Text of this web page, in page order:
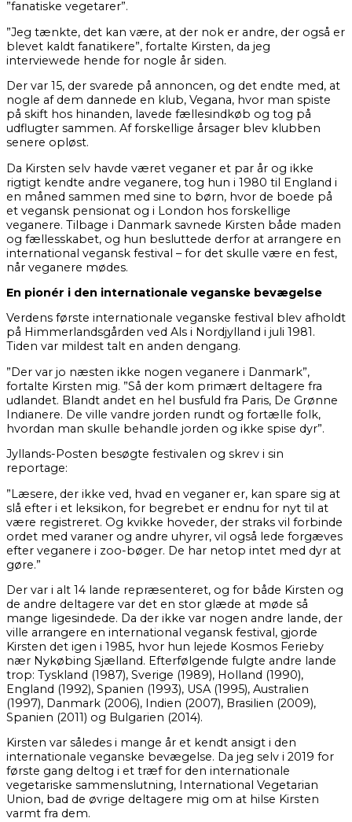
”fanatiske vegetarer”.
”Jeg tænkte, det kan være, at der nok er andre, der også er
blevet kaldt fanatikere”, fortalte Kirsten, da jeg
interviewede hende for nogle år siden.
Der var 15, der svarede på annoncen, og det endte med, at
nogle af dem dannede en klub, Vegana, hvor man spiste
på skift hos hinanden, lavede fællesindkøb og tog på
udflugter sammen. Af forskellige årsager blev klubben
senere opløst.
Da Kirsten selv havde været veganer et par år og ikke
rigtigt kendte andre veganere, tog hun i 1980 til England i
en måned sammen med sine to børn, hvor de boede på
et vegansk pensionat og i London hos forskellige
veganere. Tilbage i Danmark savnede Kirsten både maden
og fællesskabet, og hun besluttede derfor at arrangere en
international vegansk festival – for det skulle være en fest,
når veganere mødes.
En pionér i den internationale veganske bevægelse
Verdens første internationale veganske festival blev afholdt
på Himmerlandsgården ved Als i Nordjylland i juli 1981.
Tiden var mildest talt en anden dengang.
”Der var jo næsten ikke nogen veganere i Danmark”,
fortalte Kirsten mig. ”Så der kom primært deltagere fra
udlandet. Blandt andet en hel busfuld fra Paris, De Grønne
Indianere. De ville vandre jorden rundt og fortælle folk,
hvordan man skulle behandle jorden og ikke spise dyr”.
Jyllands-Posten besøgte festivalen og skrev i sin
reportage:
”Læsere, der ikke ved, hvad en veganer er, kan spare sig at
slå efter i et leksikon, for begrebet er endnu for nyt til at
være registreret. Og kvikke hoveder, der straks vil forbinde
ordet med varaner og andre uhyrer, vil også lede forgæves
efter veganere i zoo-bøger. De har netop intet med dyr at
gøre.”
Der var i alt 14 lande repræsenteret, og for både Kirsten og
de andre deltagere var det en stor glæde at møde så
mange ligesindede. Da der ikke var nogen andre lande, der
ville arrangere en international vegansk festival, gjorde
Kirsten det igen i 1985, hvor hun lejede Kosmos Ferieby
nær Nykøbing Sjælland. Efterfølgende fulgte andre lande
trop: Tyskland (1987), Sverige (1989), Holland (1990),
England (1992), Spanien (1993), USA (1995), Australien
(1997), Danmark (2006), Indien (2007), Brasilien (2009),
Spanien (2011) og Bulgarien (2014).
Kirsten var således i mange år et kendt ansigt i den
internationale veganske bevægelse. Da jeg selv i 2019 for
første gang deltog i et træf for den internationale
vegetariske sammenslutning, International Vegetarian
Union, bad de øvrige deltagere mig om at hilse Kirsten
varmt fra dem.